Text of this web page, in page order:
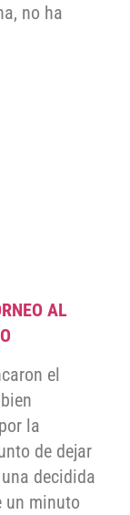
no ha
AL
el
la
de dejar
decidida
un minuto